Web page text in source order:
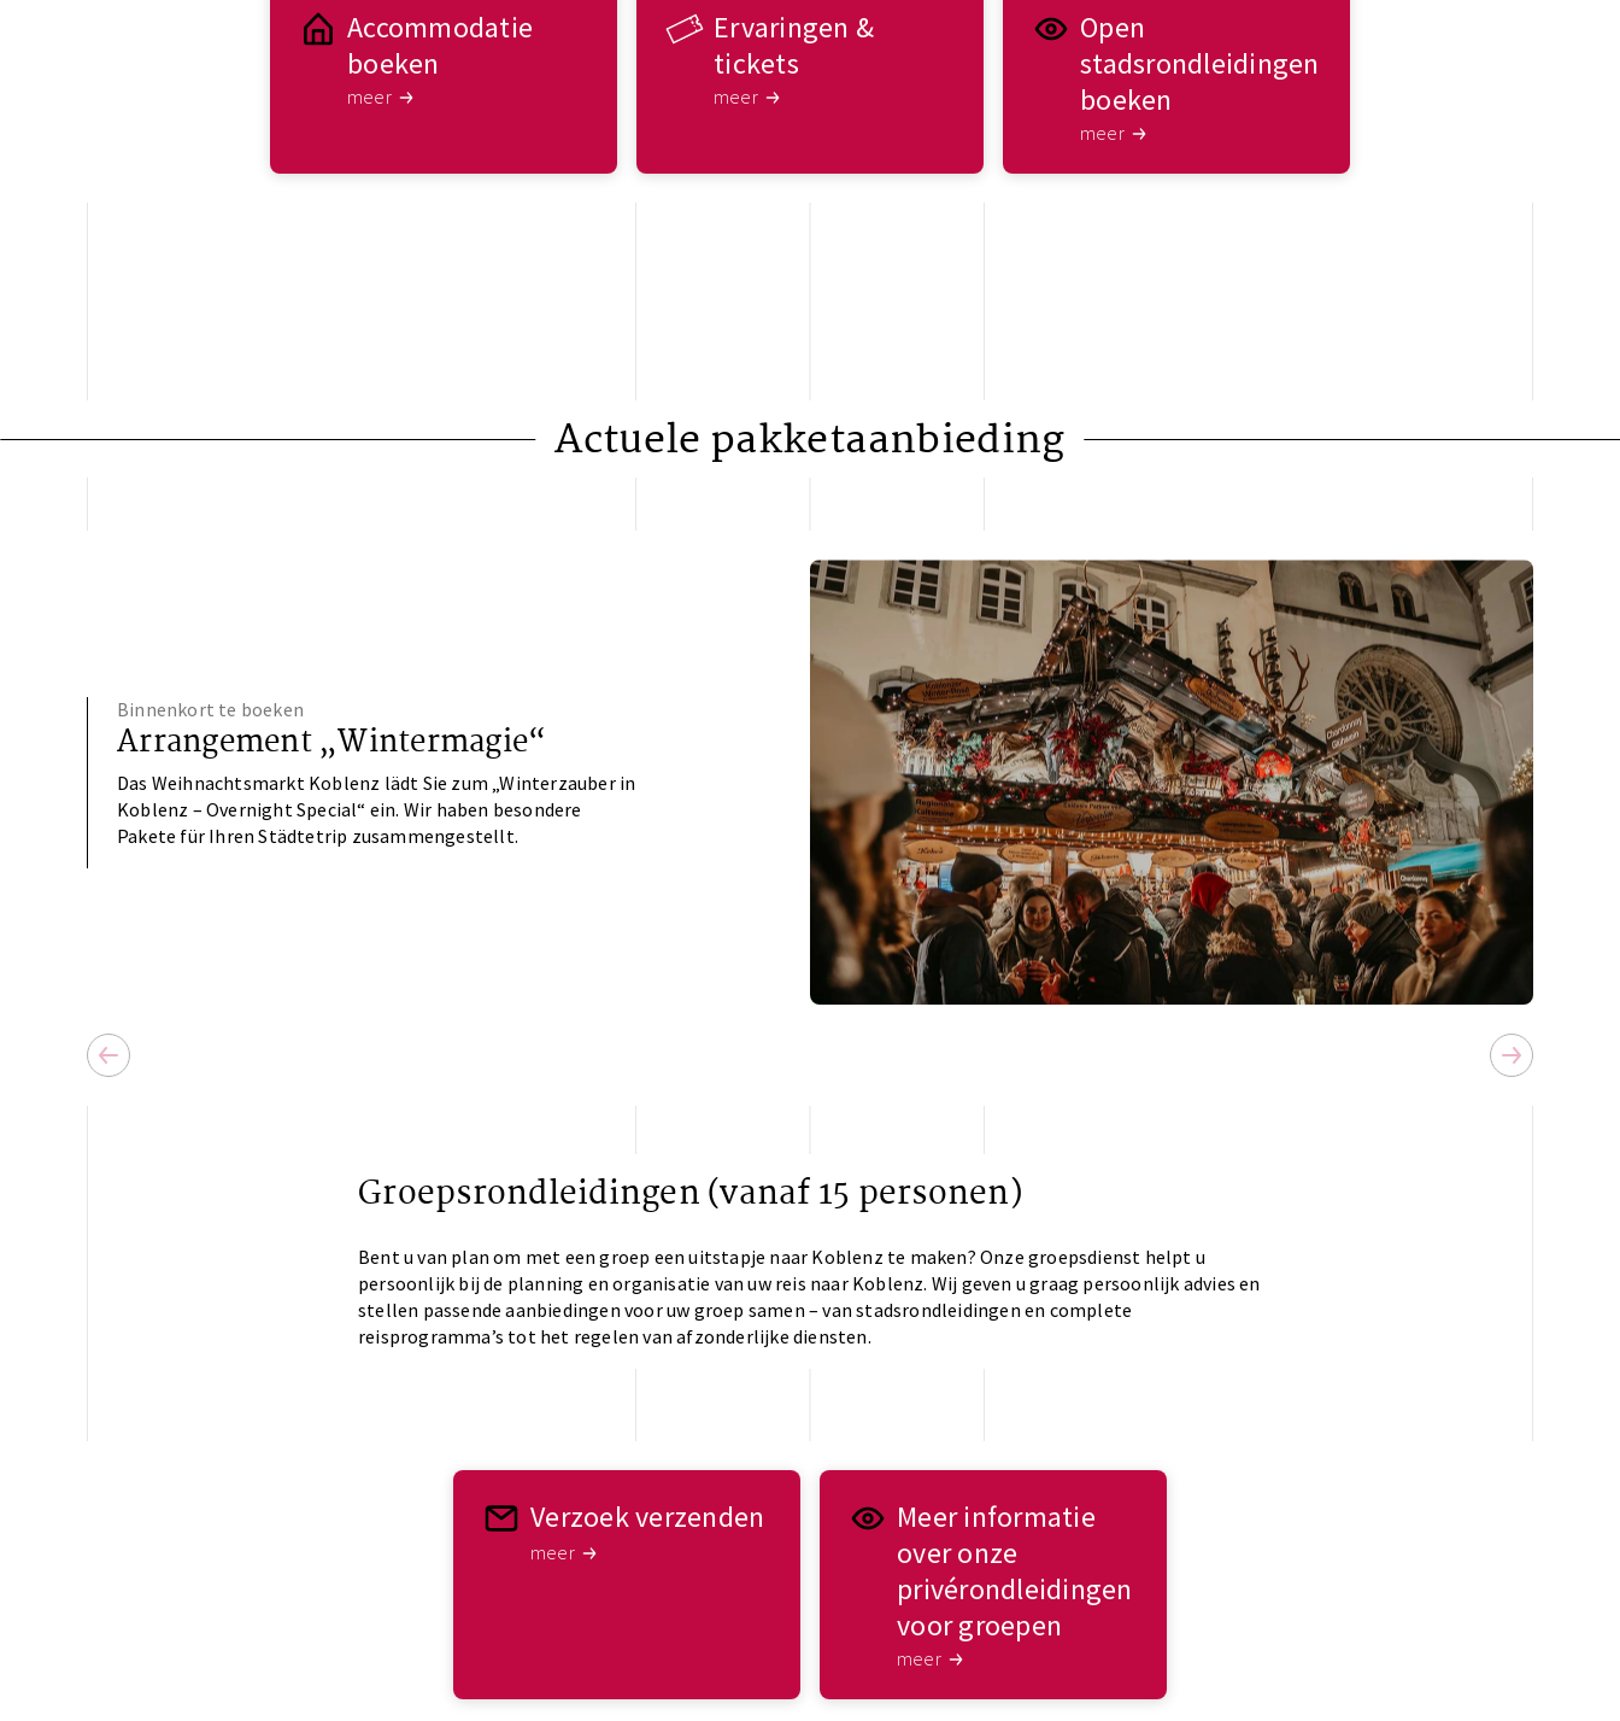
Accommodatie
boeken
meer
Ervaringen &
tickets
meer
Open
stadsrondleidingen
boeken
meer
Actuele pakketaanbieding
Binnenkort te boeken
Arrangement „Wintermagie“
Das Weihnachtsmarkt Koblenz lädt Sie zum „Winterzauber in
Koblenz – Overnight Special“ ein. Wir haben besondere
Pakete für Ihren Städtetrip zusammengestellt.
Groepsrondleidingen (vanaf 15 personen)
Bent u van plan om met een groep een uitstapje naar Koblenz te maken? Onze groepsdienst helpt u
persoonlijk bij de planning en organisatie van uw reis naar Koblenz. Wij geven u graag persoonlijk advies en
stellen passende aanbiedingen voor uw groep samen – van stadsrondleidingen en complete
reisprogramma’s tot het regelen van afzonderlijke diensten.
Verzoek verzenden
meer
Meer informatie
over onze
privérondleidingen
voor groepen
meer